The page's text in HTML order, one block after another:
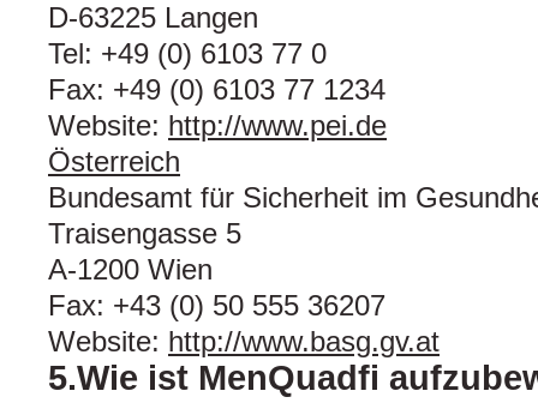
D-63225 Langen
Tel: +49 (0) 6103 77 0
Fax: +49 (0) 6103 77 1234
Website: http://www.pei.de
Österreich
Bundesamt für Sicherheit im
Traisengasse 5
A-1200 Wien
Fax: +43 (0) 50 555 36207
Website: http://www.basg.gv.at
5.Wie ist MenQuadfi